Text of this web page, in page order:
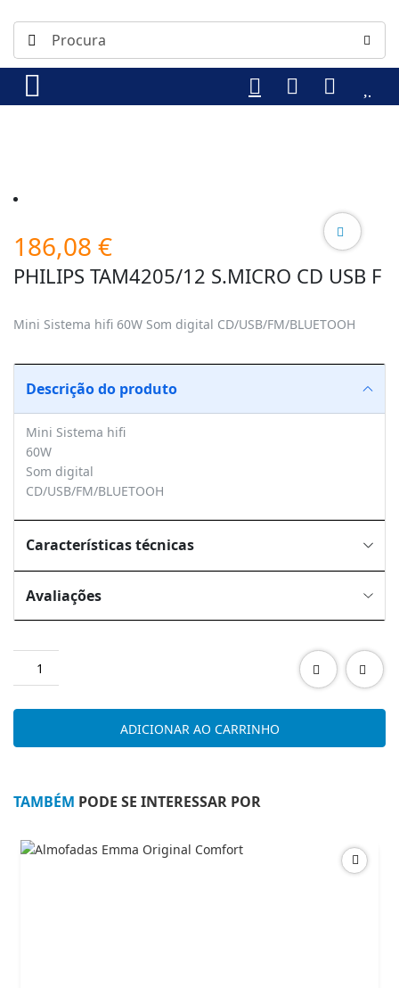
186,08 €
PHILIPS TAM4205/12 S.MICRO CD USB F
Mini Sistema hifi 60W Som digital CD/USB/FM/BLUETOOH
Descrição do produto
Mini Sistema hifi
60W
Som digital
CD/USB/FM/BLUETOOH
Características técnicas
Avaliações
TAM4205/12
F
ADICIONAR AO CARRINHO
TAMBÉM PODE SE INTERESSAR POR